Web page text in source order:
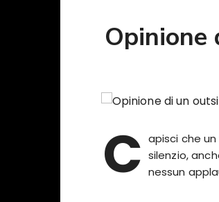
Opinione
C apisci che
silenzio,
nessun